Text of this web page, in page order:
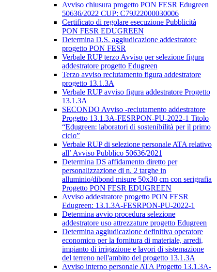
Avviso chiusura progetto PON FESR Edugreen
50636/2022 CUP: C79J22000030006
Certificato di regolare esecuzione Pubblicità
PON FESR EDUGREEN
Determina D.S. aggiudicazione addestratore
progetto PON FESR
Verbale RUP terzo Avviso per selezione figura
addestratore progetto Edugreen
Terzo avviso reclutamento figura addestratore
progetto 13.1.3A
Verbale RUP avviso figura addestratore Progetto
13.1.3A
SECONDO Avviso -reclutamento addestratore
Progetto 13.1.3A-FESRPON-PU-2022-1 Titolo
“Edugreen: laboratori di sostenibilità per il primo
ciclo”
Verbale RUP di selezione personale ATA relativo
all’ Avviso Pubblico 50636/2021
Determina DS affidamento diretto per
personalizzazione di n. 2 targhe in
alluminio/dibond misure 50x30 cm con serigrafia
Progetto PON FESR EDUGREEN
Avviso addestratore progetto PON FESR
Edugreen: 13.1.3A-FESRPON-PU-2022-1
Determina avvio procedura selezione
addestratore uso attrezzature progetto Edugreen
Determina aggiudicazione definitiva operatore
economico per la fornitura di materiale, arredi,
impianto di irrigazione e lavori di sistemazione
del terreno nell'ambito del progetto 13.1.3A
Avviso interno personale ATA Progetto 13.1.3A-